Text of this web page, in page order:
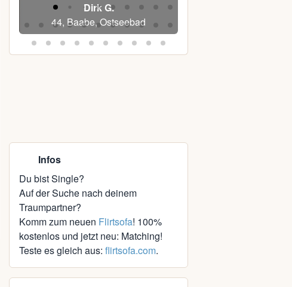
Dirk G.
44, Baabe, Ostseebad
Infos
Du bist Single?
Auf der Suche nach deinem
Traumpartner?
Komm zum neuen Flirtsofa! 100%
kostenlos und jetzt neu: Matching!
Teste es gleich aus: flirtsofa.com.